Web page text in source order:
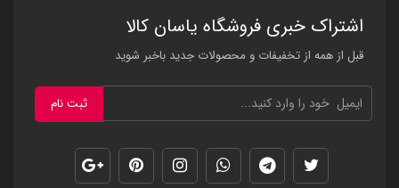
اشتراک خبری فروشگاه یاسان کالا
قبل از همه از تخفیفات و محصولات جدید باخبر شوید
ثبت نام